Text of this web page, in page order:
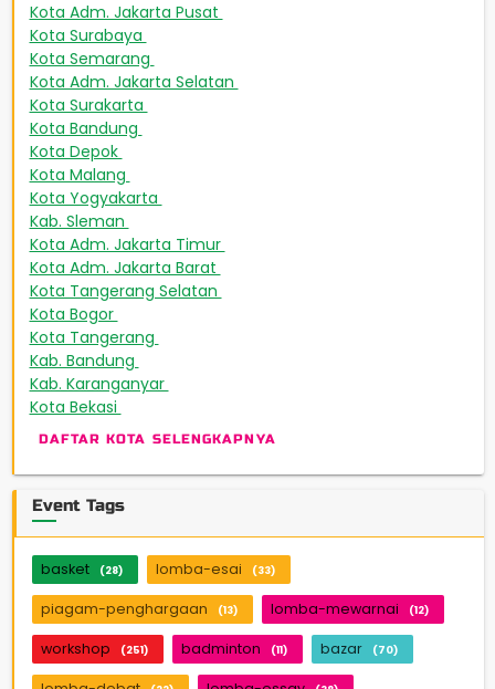
Kota Adm. Jakarta Pusat
Kota Surabaya
Kota Semarang
Kota Adm. Jakarta Selatan
Kota Surakarta
Kota Bandung
Kota Depok
Kota Malang
Kota Yogyakarta
Kab. Sleman
Kota Adm. Jakarta Timur
Kota Adm. Jakarta Barat
Kota Tangerang Selatan
Kota Bogor
Kota Tangerang
Kab. Bandung
Kab. Karanganyar
Kota Bekasi
DAFTAR KOTA SELENGKAPNYA
Event Tags
basket (28) lomba-esai (33)
piagam-penghargaan (13) lomba-mewarnai (12)
workshop (251) badminton (11) bazar (70)